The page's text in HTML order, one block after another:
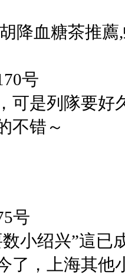
降血糖茶推薦
号
可是列隊要
不错～
号
小绍兴”這已
了，上海其他